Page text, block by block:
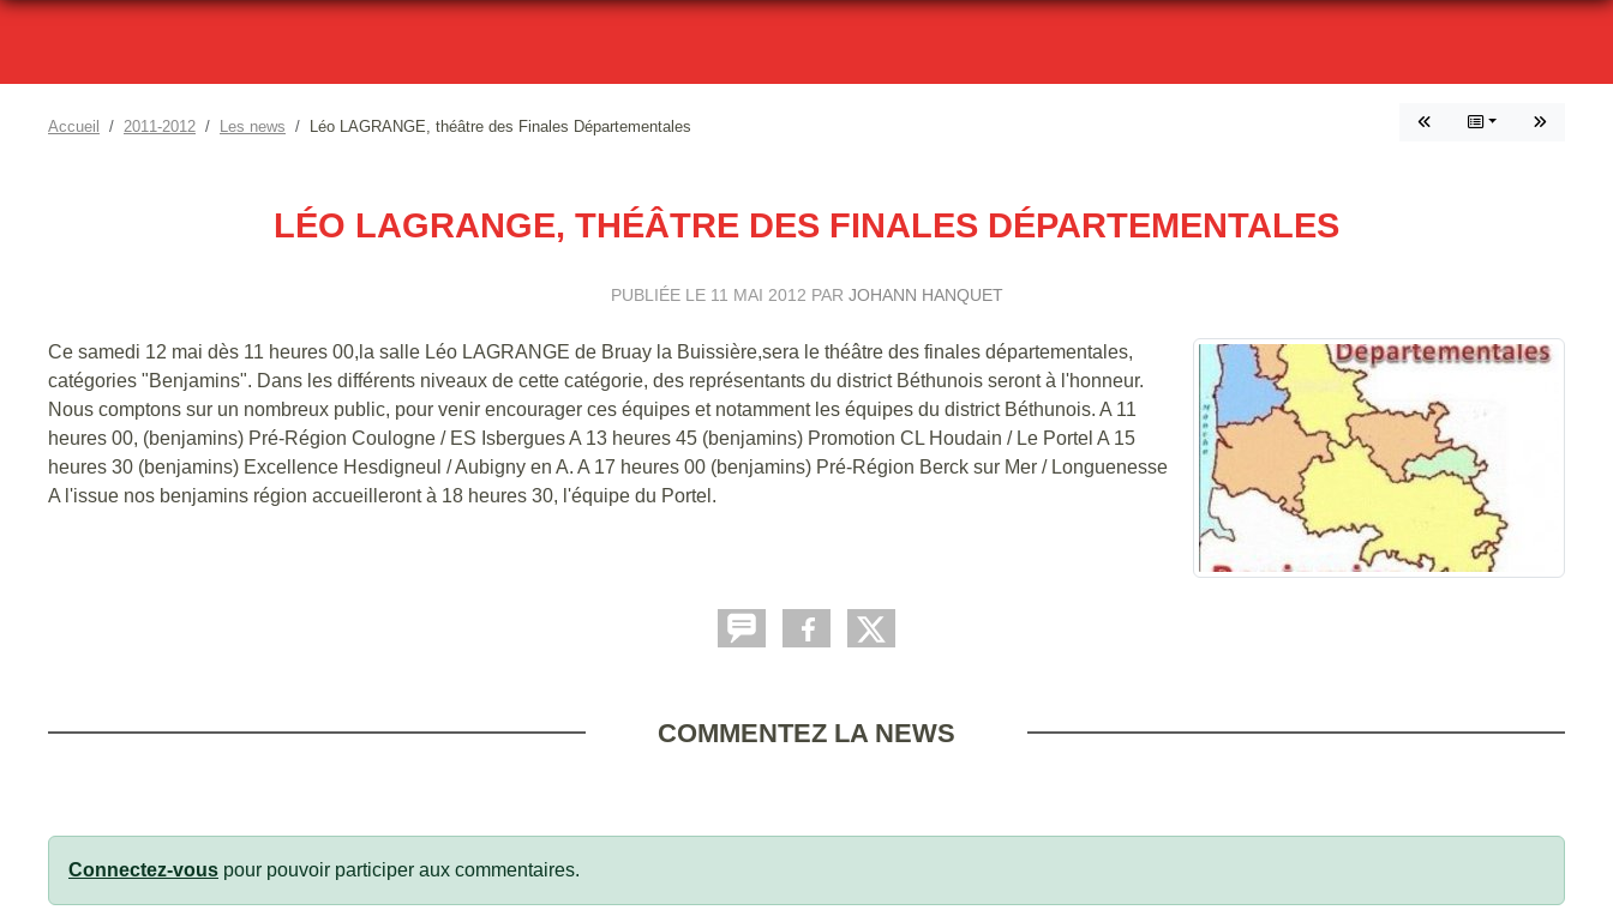
Accueil 2011-2012 Les news Léo LAGRANGE, théâtre des Finales Départementales
LÉO LAGRANGE, THÉÂTRE DES FINALES DÉPARTEMENTALES
PUBLIÉE LE 11 MAI 2012 PAR JOHANN HANQUET
Ce samedi 12 mai dès 11 heures 00,la salle Léo LAGRANGE de Bruay la Buissière,sera le théâtre des finales départementales,
catégories "Benjamins". Dans les différents niveaux de cette catégorie, des représentants du district Béthunois seront à l'honneur.
Nous comptons sur un nombreux public, pour venir encourager ces équipes et notamment les équipes du district Béthunois. A 11
heures 00, (benjamins) Pré-Région Coulogne / ES Isbergues A 13 heures 45 (benjamins) Promotion CL Houdain / Le Portel A 15
heures 30 (benjamins) Excellence Hesdigneul / Aubigny en A. A 17 heures 00 (benjamins) Pré-Région Berck sur Mer / Longuenesse
A l'issue nos benjamins région accueilleront à 18 heures 30, l'équipe du Portel.
COMMENTEZ LA NEWS
Connectez-vous pour pouvoir participer aux commentaires.